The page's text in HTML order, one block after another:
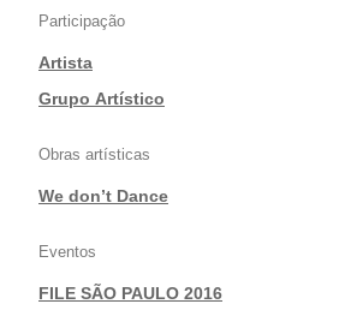
Participação
Artista
|Grupo Artístico
Obras artísticas
We don’t Dance
Eventos
FILE SÃO PAULO 2016